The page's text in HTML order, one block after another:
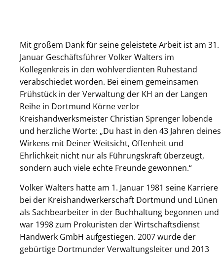
Mit großem Dank für seine geleistete Arbeit ist am 31.
Januar Geschäftsführer Volker Walters im
Kollegenkreis in den wohlverdienten Ruhestand
verabschiedet worden. Bei einem gemeinsamen
Frühstück in der Verwaltung der KH an der Langen
Reihe in Dortmund Körne verlor
Kreishandwerksmeister Christian Sprenger lobende
und herzliche Worte: „Du hast in den 43 Jahren deines
Wirkens mit Deiner Weitsicht, Offenheit und
Ehrlichkeit nicht nur als Führungskraft überzeugt,
sondern auch viele echte Freunde gewonnen.“
Volker Walters hatte am 1. Januar 1981 seine Karriere
bei der Kreishandwerkerschaft Dortmund und Lünen
als Sachbearbeiter in der Buchhaltung begonnen und
war 1998 zum Prokuristen der Wirtschaftsdienst
Handwerk GmbH aufgestiegen. 2007 wurde der
gebürtige Dortmunder Verwaltungsleiter und 2013